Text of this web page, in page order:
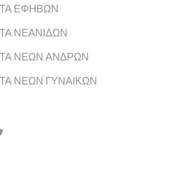
ΕΦΗΒΩΝ
ΝΕΑΝΙΔΩΝ
ΝΕΩΝ ΑΝΔΡΩΝ
ΝΕΩΝ ΓΥΝΑΙΚΩΝ